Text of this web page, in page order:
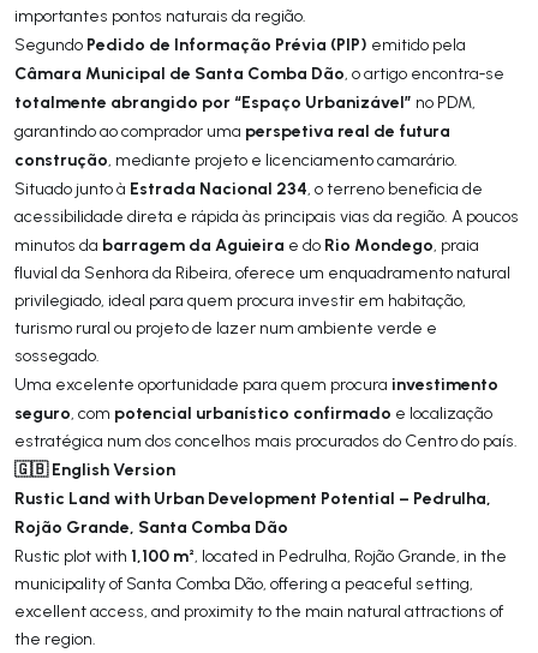
importantes pontos naturais da região.
Segundo Pedido de Informação Prévia (PIP) emitido pela
Câmara Municipal de Santa Comba Dão, o artigo encontra‑se
totalmente abrangido por “Espaço Urbanizável” no PDM,
garantindo ao comprador uma perspetiva real de futura
construção, mediante projeto e licenciamento camarário.
Situado junto à Estrada Nacional 234, o terreno beneficia de
acessibilidade direta e rápida às principais vias da região. A poucos
minutos da barragem da Aguieira e do Rio Mondego, praia
fluvial da Senhora da Ribeira, oferece um enquadramento natural
privilegiado, ideal para quem procura investir em habitação,
turismo rural ou projeto de lazer num ambiente verde e
sossegado.
Uma excelente oportunidade para quem procura investimento
seguro, com potencial urbanístico confirmado e localização
estratégica num dos concelhos mais procurados do Centro do país.
🇬🇧 English Version
Rustic Land with Urban Development Potential – Pedrulha,
Rojão Grande, Santa Comba Dão
Rustic plot with 1,100 m², located in Pedrulha, Rojão Grande, in the
municipality of Santa Comba Dão, offering a peaceful setting,
excellent access, and proximity to the main natural attractions of
the region.